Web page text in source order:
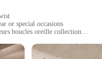
or special occasions
boucles oreille collection
backs for secure fastening